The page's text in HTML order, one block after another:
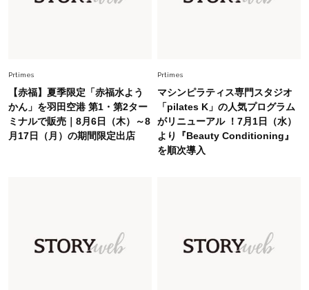
Fashion 2026.8.5
オシャレ40代の【ワンピ＆オールインワン】最
旬着こなし3選。地味見え回避のコツは「バッグ
Fashion 2026.6.25
Prtimes
【赤福】夏季限定「赤福水よう
かん」を羽田空港 第1・第2ター
ミナルで販売｜8月6日（木）～8
月17日（月）の期間限定出店
Prtimes
マシンピラティス専門スタジオ
「pilates K」の人気プログラム
がリニューアル ！7月1日（水）
より『Beauty Conditioning』
を順次導入